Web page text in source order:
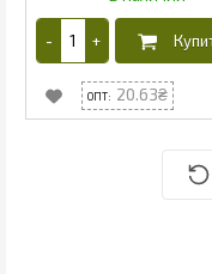
20.63